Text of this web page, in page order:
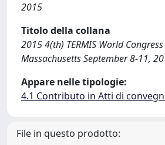
2015
Titolo della collana
2015 4(th) TERMIS World
Massachusetts September 8-11,
Appare nelle tipologie:
4.1 Contributo in Atti di
File in questo prodotto: